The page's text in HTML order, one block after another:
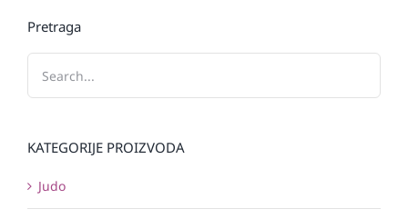
Pretraga
KATEGORIJE PROIZVODA
Judo